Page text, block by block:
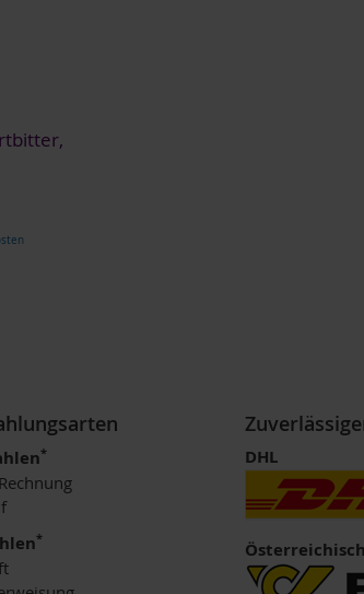
*
*
DHL